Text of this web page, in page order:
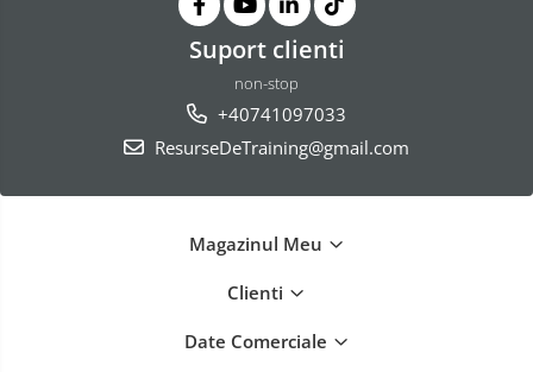
Suport clienti
non-stop
+40741097033
ResurseDeTraining@gmail.com
Magazinul Meu
Clienti
Date Comerciale